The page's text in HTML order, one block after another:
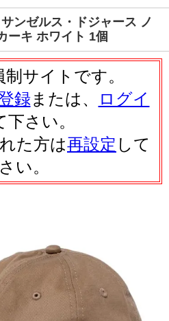
ンゼルス・ドジャース ノ
ーキ ホワイト 1個
サイトです。
録または、
ログイ
下さい。
た方は再設定 して
い。